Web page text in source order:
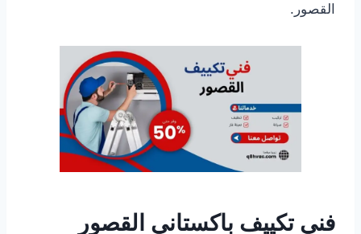
القصور.
فني تكييف باكستاني القصور